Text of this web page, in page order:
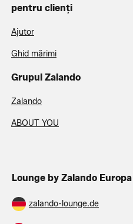
pentru clienți
Ajutor
Ghid mărimi
Grupul Zalando
Zalando
ABOUT YOU
Lounge by Zalando Europa
zalando-lounge.de